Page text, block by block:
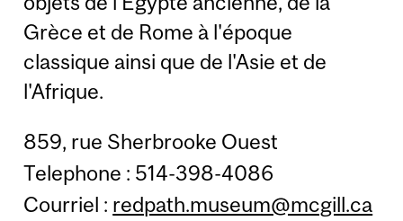
Grèce et de Rome à l'époque
classique ainsi que de l'Asie et de
l'Afrique.
859, rue Sherbrooke Ouest
Telephone : 514-398-4086
Courriel : redpath.museum@mcgill.ca